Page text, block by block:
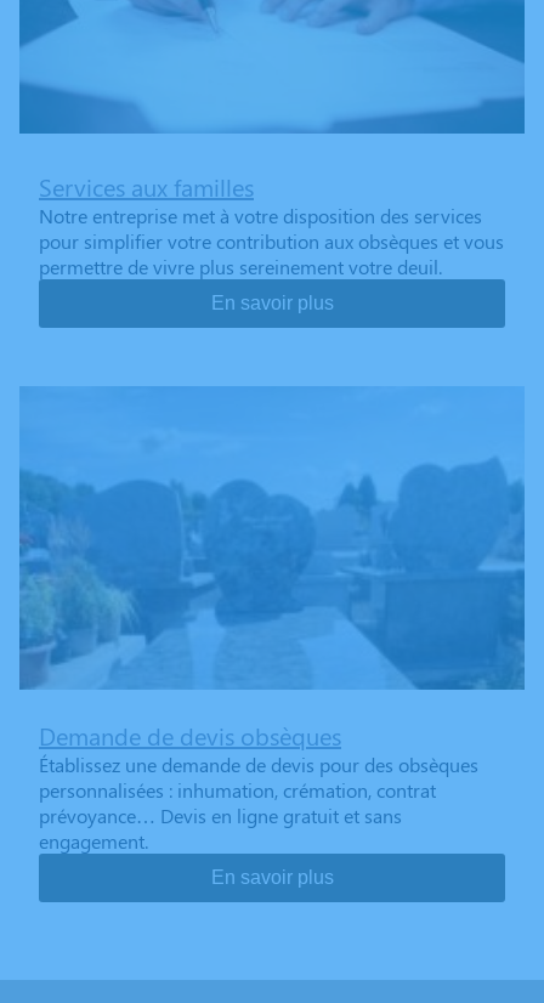
Services aux familles
Notre entreprise met à votre disposition des services
pour simplifier votre contribution aux obsèques et vous
permettre de vivre plus sereinement votre deuil.
En savoir plus
Demande de devis obsèques
Établissez une demande de devis pour des obsèques
personnalisées : inhumation, crémation, contrat
prévoyance… Devis en ligne gratuit et sans
engagement.
En savoir plus